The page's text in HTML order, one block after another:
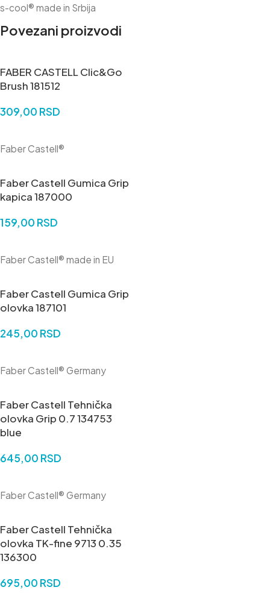
s-cool® made in Srbija
Povezani proizvodi
FABER CASTELL Clic&Go
Brush 181512
309,00 RSD
Faber Castell®
Faber Castell Gumica Grip
kapica 187000
159,00 RSD
Faber Castell® made in EU
Faber Castell Gumica Grip
olovka 187101
245,00 RSD
Faber Castell® Germany
Faber Castell Tehnička
olovka Grip 0.7 134753
blue
645,00 RSD
Faber Castell® Germany
Faber Castell Tehnička
olovka TK-fine 9713 0.35
136300
695,00 RSD